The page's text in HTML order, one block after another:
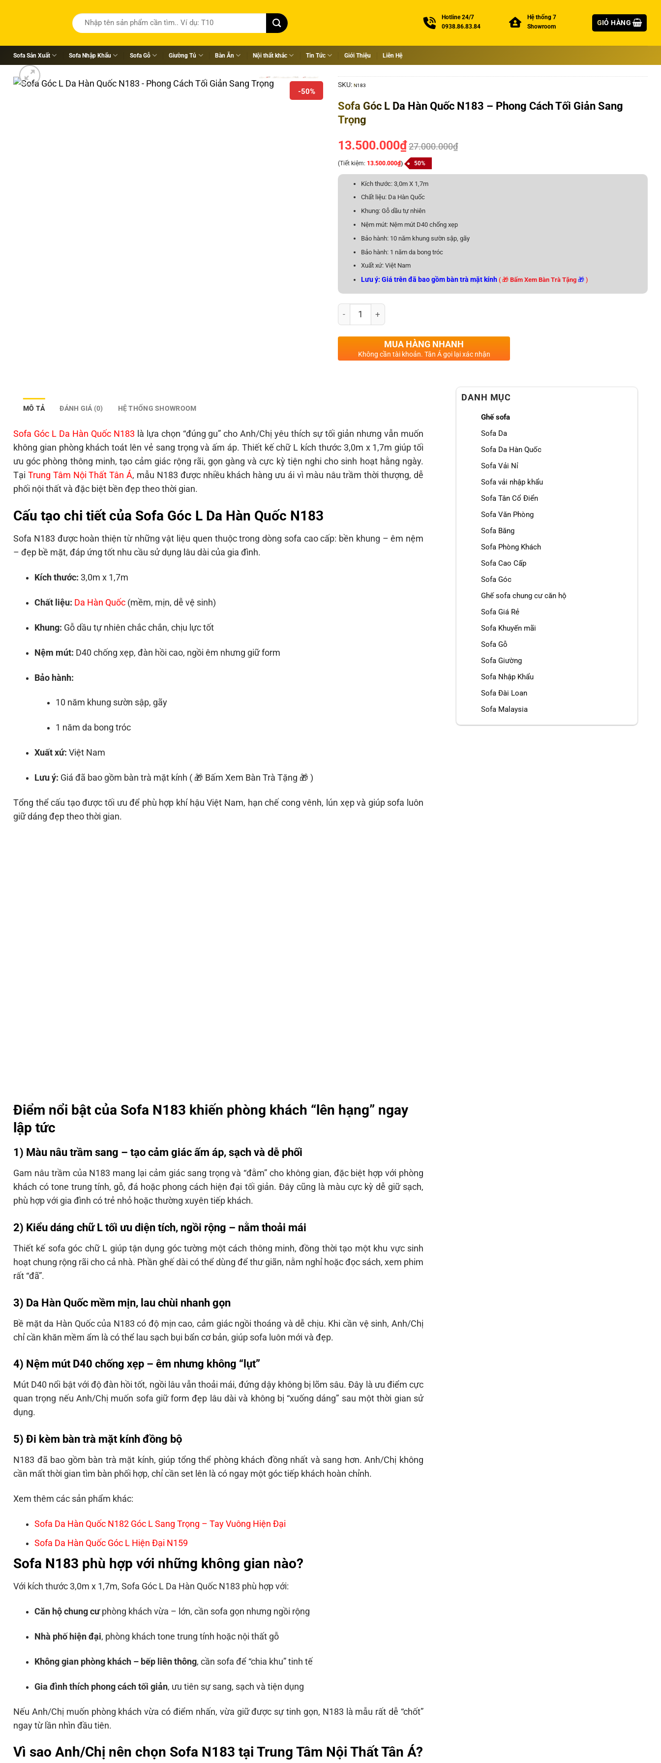
Tìm
kiếm:
Hotline 24/7
0938.86.83.84
Hệ thống 7
Showroom
GIỎ HÀNG
Sofa Sản Xuất Sofa Nhập Khẩu Sofa Gỗ Giường Tủ Bàn Ăn Nội thất khác Tin Tức Giới Thiệu Liên Hệ
-50%
SKU: N183
Sofa Góc L Da Hàn Quốc N183 – Phong Cách Tối Giản Sang
Trọng
13.500.000₫27.000.000₫
(Tiết kiệm: 13.500.000₫) 50%
Kích thước: 3,0m X 1,7m
Chất liệu: Da Hàn Quốc
Khung: Gỗ dầu tự nhiên
Nệm mút: Nệm mút D40 chống xẹp
Bảo hành: 10 năm khung sườn sập, gãy
Bảo hành: 1 năm da bong tróc
Xuất xứ: Việt Nam
Lưu ý: Giá trên đã bao gồm bàn trà mặt kính ( 🎁 Bấm Xem Bàn Trà Tặng 🎁 )
Sofa Góc L Da Hàn Quốc N183 - Phong Cách Tối Giản Sang Trọng số lượng
MUA HÀNG NHANH
Không cần tài khoản. Tân Á gọi lại xác nhận
MÔ TẢ ĐÁNH GIÁ (0) HỆ THỐNG SHOWROOM
Sofa Góc L Da Hàn Quốc N183 là lựa chọn “đúng gu” cho Anh/Chị yêu thích sự tối giản nhưng vẫn muốn
không gian phòng khách toát lên vẻ sang trọng và ấm áp. Thiết kế chữ L kích thước 3,0m x 1,7m giúp tối
ưu góc phòng thông minh, tạo cảm giác rộng rãi, gọn gàng và cực kỳ tiện nghi cho sinh hoạt hằng ngày.
Tại Trung Tâm Nội Thất Tân Á, mẫu N183 được nhiều khách hàng ưu ái vì màu nâu trầm thời thượng, dễ
phối nội thất và đặc biệt bền đẹp theo thời gian.
Cấu tạo chi tiết của Sofa Góc L Da Hàn Quốc N183
Sofa N183 được hoàn thiện từ những vật liệu quen thuộc trong dòng sofa cao cấp: bền khung – êm nệm
– đẹp bề mặt, đáp ứng tốt nhu cầu sử dụng lâu dài của gia đình.
Kích thước: 3,0m x 1,7m
Chất liệu: Da Hàn Quốc(mềm, mịn, dễ vệ sinh)
Khung: Gỗ dầu tự nhiên chắc chắn, chịu lực tốt
Nệm mút: D40 chống xẹp, đàn hồi cao, ngồi êm nhưng giữ form
Bảo hành:
10 năm khung sườn sập, gãy
1 năm da bong tróc
Xuất xứ: Việt Nam
Lưu ý: Giá đã bao gồm bàn trà mặt kính ( 🎁 Bấm Xem Bàn Trà Tặng 🎁 )
Tổng thể cấu tạo được tối ưu để phù hợp khí hậu Việt Nam, hạn chế cong vênh, lún xẹp và giúp sofa luôn
giữ dáng đẹp theo thời gian.
Điểm nổi bật của Sofa N183 khiến phòng khách “lên hạng” ngay
lập tức
1) Màu nâu trầm sang – tạo cảm giác ấm áp, sạch và dễ phối
Gam nâu trầm của N183 mang lại cảm giác sang trọng và “đằm” cho không gian, đặc biệt hợp với phòng
khách có tone trung tính, gỗ, đá hoặc phong cách hiện đại tối giản. Đây cũng là màu cực kỳ dễ giữ sạch,
phù hợp với gia đình có trẻ nhỏ hoặc thường xuyên tiếp khách.
2) Kiểu dáng chữ L tối ưu diện tích, ngồi rộng – nằm thoải mái
Thiết kế sofa góc chữ L giúp tận dụng góc tường một cách thông minh, đồng thời tạo một khu vực sinh
hoạt chung rộng rãi cho cả nhà. Phần ghế dài có thể dùng để thư giãn, nằm nghỉ hoặc đọc sách, xem phim
rất “đã”.
3) Da Hàn Quốc mềm mịn, lau chùi nhanh gọn
Bề mặt da Hàn Quốc của N183 có độ mịn cao, cảm giác ngồi thoáng và dễ chịu. Khi cần vệ sinh, Anh/Chị
chỉ cần khăn mềm ẩm là có thể lau sạch bụi bẩn cơ bản, giúp sofa luôn mới và đẹp.
4) Nệm mút D40 chống xẹp – êm nhưng không “lụt”
Mút D40 nổi bật với độ đàn hồi tốt, ngồi lâu vẫn thoải mái, đứng dậy không bị lõm sâu. Đây là ưu điểm cực
quan trọng nếu Anh/Chị muốn sofa giữ form đẹp lâu dài và không bị “xuống dáng” sau một thời gian sử
dụng.
5) Đi kèm bàn trà mặt kính đồng bộ
N183 đã bao gồm bàn trà mặt kính, giúp tổng thể phòng khách đồng nhất và sang hơn. Anh/Chị không
cần mất thời gian tìm bàn phối hợp, chỉ cần set lên là có ngay một góc tiếp khách hoàn chỉnh.
Xem thêm các sản phẩm khác:
Sofa Da Hàn Quốc N182 Góc L Sang Trọng – Tay Vuông Hiện Đại
Sofa Da Hàn Quốc Góc L Hiện Đại N159
Sofa N183 phù hợp với những không gian nào?
Với kích thước 3,0m x 1,7m, Sofa Góc L Da Hàn Quốc N183 phù hợp với:
Căn hộ chung cưphòng khách vừa – lớn, cần sofa gọn nhưng ngồi rộng
Nhà phố hiện đại, phòng khách tone trung tính hoặc nội thất gỗ
Không gian phòng khách – bếp liên thông, cần sofa để “chia khu” tinh tế
Gia đình thích phong cách tối giản, ưu tiên sự sang, sạch và tiện dụng
Nếu Anh/Chị muốn phòng khách vừa có điểm nhấn, vừa giữ được sự tinh gọn, N183 là mẫu rất dễ “chốt”
ngay từ lần nhìn đầu tiên.
Vì sao Anh/Chị nên chọn Sofa N183 tại Trung Tâm Nội Thất Tân Á?
DANH MỤC
Ghế sofa
Sofa Da
Sofa Da Hàn Quốc
Sofa Vải Nỉ
Sofa vải nhập khẩu
Sofa Tân Cổ Điển
Sofa Văn Phòng
Sofa Băng
Sofa Phòng Khách
Sofa Cao Cấp
Sofa Góc
Ghế sofa chung cư căn hộ
Sofa Giá Rẻ
Sofa Khuyến mãi
Sofa Gỗ
Sofa Giường
Sofa Nhập Khẩu
Sofa Đài Loan
Sofa Malaysia